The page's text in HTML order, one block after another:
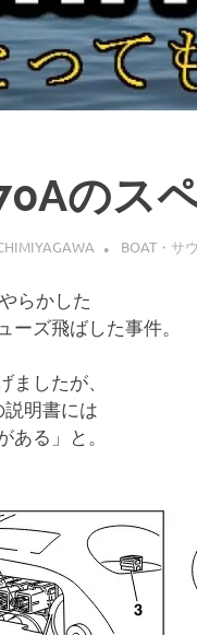
のス
BOAT・サ
らかした
ーズ飛ばした事件。
ましたが、
明書には
ある」と。